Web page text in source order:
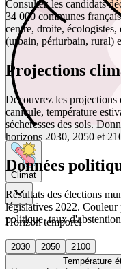
Climat
Horizon temporel
2030 2050
2100
Température
Consultez les candidats
34 000 communes
centre, droite,
(urbain, périurbain, rural)
Projections
Découvrez les projections
canicule, température
sécheresses des sols.
horizons 2030, 2050 et
Données
Résultats des élections
législatives 2022.
politique, taux